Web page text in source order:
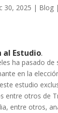
30, 2025 | Blog|
al Estudio.
ha pasado de
en la
estudio
entre otros de
entre otros,